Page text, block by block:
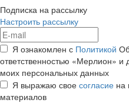
Подписка на рассылку
Настроить рассылку
Я ознакомлен с Политикой
ответственностью «Мерлион» и
моих персональных данных
Я выражаю свое согласие на
материалов